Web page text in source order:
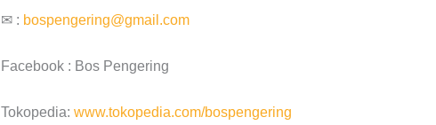
✉ : bospengering@gmail.com
Facebook : Bos Pengering
Tokopedia: www.tokopedia.com/bospengering